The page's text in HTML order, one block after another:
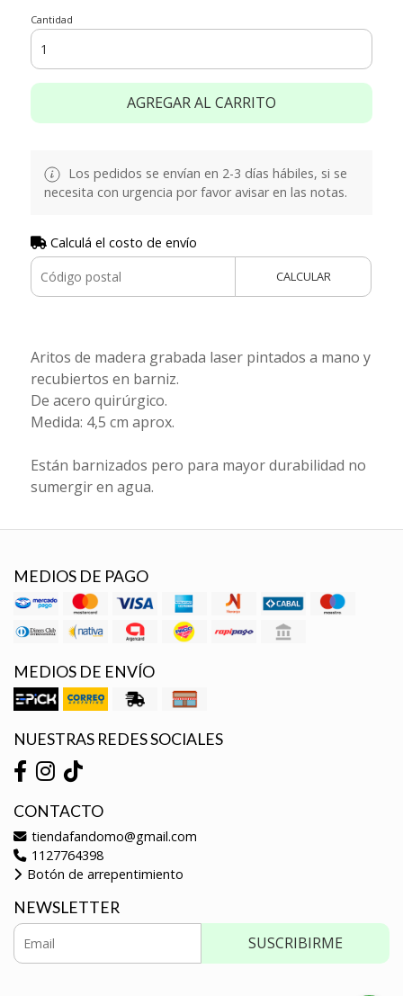
Cantidad
AGREGAR AL CARRITO
Los pedidos se envían en 2-3 días hábiles, si se
necesita con urgencia por favor avisar en las notas.
Calculá el costo de envío
CALCULAR
Aritos de madera grabada laser pintados a mano y
recubiertos en barniz.
De acero quirúrgico.
Medida: 4,5 cm aprox.
Están barnizados pero para mayor durabilidad no
sumergir en agua.
MEDIOS DE PAGO
MEDIOS DE ENVÍO
NUESTRAS REDES SOCIALES
CONTACTO
tiendafandomo@gmail.com
1127764398
Botón de arrepentimiento
NEWSLETTER
SUSCRIBIRME